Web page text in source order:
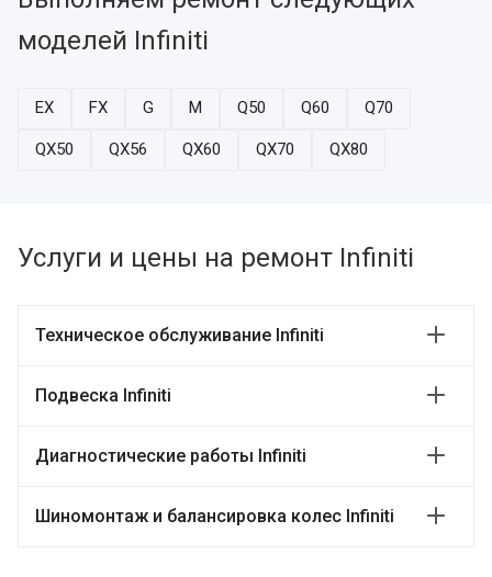
моделей Infiniti
EX FX G M Q50 Q60 Q70
QX50 QX56 QX60 QX70 QX80
Услуги и цены на ремонт Infiniti
Техническое обслуживание Infiniti
Подвеска Infiniti
Диагностические работы Infiniti
Шиномонтаж и балансировка колес Infiniti